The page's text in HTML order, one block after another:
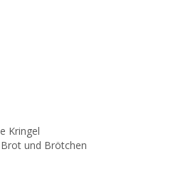
Kringel
und Brötchen